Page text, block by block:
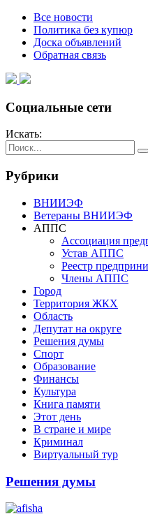
Все новости
Политика без купюр
Доска объявлений
Обратная связь
Социальные сети
Искать:
Рубрики
ВНИИЭФ
Ветераны ВНИИЭФ
АППС
Ассоциация
Устав АППС
Реестр
Члены АППС
Город
Территория ЖКХ
Область
Депутат на округе
Решения думы
Спорт
Образование
Финансы
Культура
Книга памяти
Этот день
В стране и мире
Криминал
Виртуальный тур
Решения думы